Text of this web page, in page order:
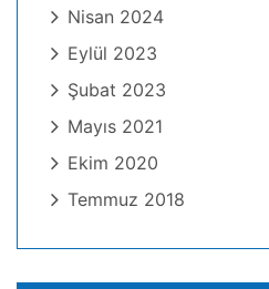
Nisan 2024
Eylül 2023
Şubat 2023
Mayıs 2021
Ekim 2020
Temmuz 2018